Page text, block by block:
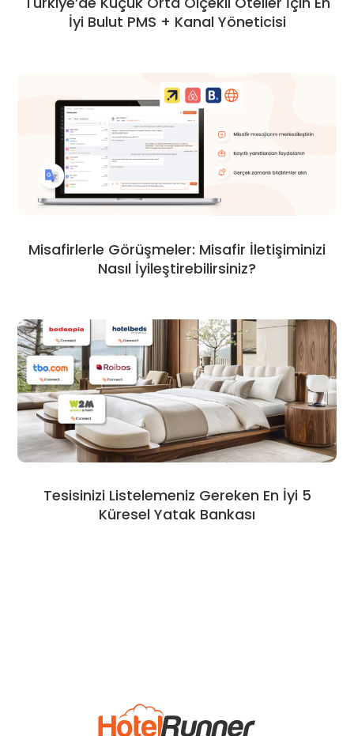
İyi Bulut PMS + Kanal Yöneticisi
Misafirlerle Görüşmeler: Misafir İletişiminizi
Nasıl İyileştirebilirsiniz?
Tesisinizi Listelemeniz Gereken En İyi 5
Küresel Yatak Bankası